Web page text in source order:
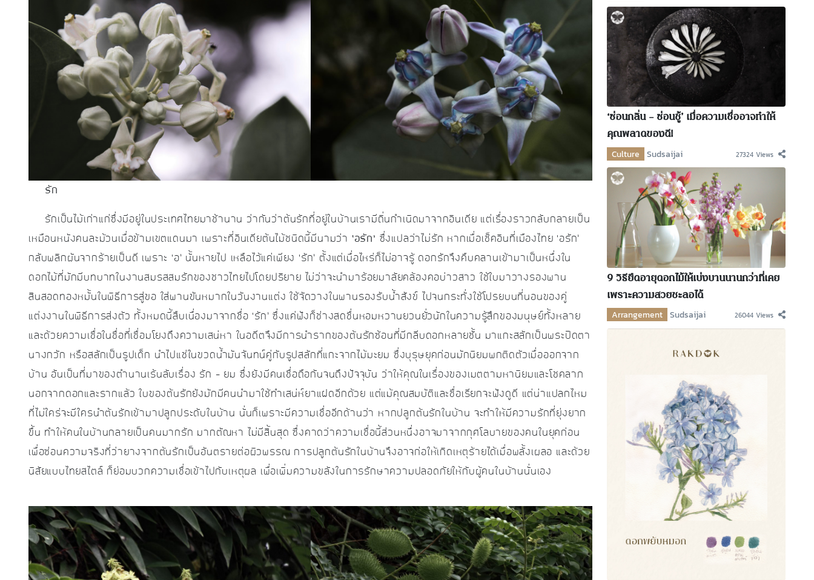
รัก
รักเป็นไม้เก่าแก่ซึ่งมีอยู่ในประเทศไทยมาช้านาน ว่ากันว่าต้นรักที่อยู่ในบ้านเรามีถิ่นกำเนิดมาจากอินเดีย แต่เรื่องราวกลับกลายเป็น
เหมือนหนังคนละม้วนเมื่อข้ามเขตแดนมา เพราะที่อินเดียต้นไม้ชนิดนี้มีนามว่า ‘อรัก’ ซึ่งแปลว่าไม่รัก หากเมื่อเช็คอินที่เมืองไทย ‘อรัก’
กลับพลิกผันจากร้ายเป็นดี เพราะ ‘อ’ นั้นหายไป เหลือไว้แค่เพียง ‘รัก’ ตั้งแต่เมื่อไหร่ก็ไม่อาจรู้ ดอกรักจึงคืบคลานเข้ามาเป็นหนึ่งใน
ดอกไม้ที่มักมีบทบาทในงานสมรสสมรักของชาวไทยไปโดยปริยาย ไม่ว่าจะนำมาร้อยมาลัยคล้องคอบ่าวสาว ใช้ใบมาวางรองพาน
สินสอดทองหมั้นในพิธีการสู่ขอ ใส่พานขันหมากในวันงานแต่ง ใช้จัดวางในพานรองรับน้ำสังข์ ไปจนกระทั่งใช้โปรยบนที่นอนของคู่
แต่งงานในพิธีการส่งตัว ทั้งหมดนี้สืบเนื่องมาจากชื่อ ‘รัก’ ซึ่งแค่ฟังก็ช่างสดชื่นหอมหวานยวนยั่วนักในความรู้สึกของมนุษย์ทั้งหลาย
และด้วยความเชื่อในชื่อที่เชื่อมโยงถึงความเสน่หา ในอดีตจึงมีการนำรากของต้นรักซ้อนที่มีกลีบดอกหลายชั้น มาแกะสลักเป็นพระปิดตา
นางกวัก หรือสลักเป็นรูปเด็ก นำไปแช่ในขวดน้ำมันจันทน์คู่กับรูปสลักที่แกะจากไม้มะยม ซึ่งบุรุษยุคก่อนมักนิยมพกติดตัวเมื่อออกจาก
บ้าน อันเป็นที่มาของตำนานเร้นลับเรื่อง รัก – ยม ซึ่งยังมีคนเชื่อถือกันจนถึงปัจจุบัน ว่าให้คุณในเรื่องของเมตตามหานิยมและโชคลาภ
นอกจากดอกและรากแล้ว ใบของต้นรักยังมักมีคนนำมาใช้ทำเสน่ห์ยาแฝดอีกด้วย แต่แม้คุณสมบัติและชื่อเรียกจะฟังดูดี แต่น่าแปลกไหม
ที่ไม่ใคร่จะมีใครนำต้นรักเข้ามาปลูกประดับในบ้าน นั่นก็เพราะมีความเชื่ออีกด้านว่า หากปลูกต้นรักในบ้าน จะทำให้มีความรักที่ยุ่งยาก
ขึ้น ทำให้คนในบ้านกลายเป็นคนมากรัก มากตัณหา ไม่มีสิ้นสุด ซึ่งคาดว่าความเชื่อนี้ส่วนหนึ่งอาจมาจากกุศโลบายของคนในยุคก่อน
เพื่อซ่อนความจริงที่ว่ายางจากต้นรักเป็นอันตรายต่อผิวพรรณ การปลูกต้นรักในบ้านจึงอาจก่อให้เกิดเหตุร้ายได้เมื่อพลั้งเผลอ และด้วย
นิสัยแบบไทยสไตล์ ก็ย่อมบวกความเชื่อเข้าไปกับเหตุผล เพื่อเพิ่มความขลังในการรักษาความปลอดภัยให้กับผู้คนในบ้านนั่นเอง
‘ซ่อนกลิ่น – ซ่อนชู้’ เมื่อความเชื่ออาจทำให้
คุณพลาดของดี!
Culture Sudsaijai 27324 Views
9 วิธียืดอายุดอกไม้ให้เบ่งบานนานกว่าที่เคย
เพราะความสวยชะลอได้
Arrangement Sudsaijai 26044 Views